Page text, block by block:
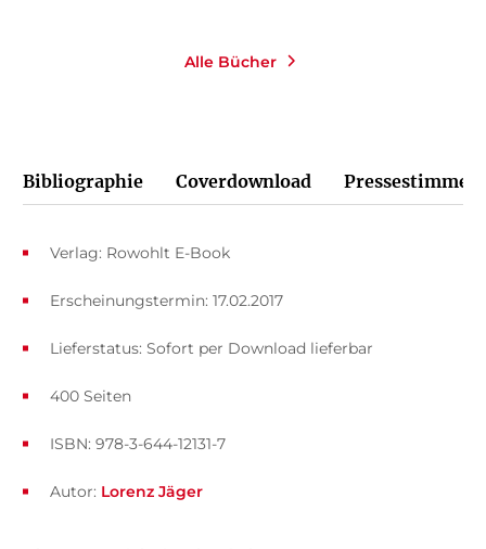
Alle Bücher
Bibliographie Coverdownload Pressestimmen
Verlag: Rowohlt E-Book
Erscheinungstermin: 17.02.2017
Lieferstatus: Sofort per Download lieferbar
ISBN: 978-3-644-12131-7
400 Seiten
Autor: Lorenz Jäger